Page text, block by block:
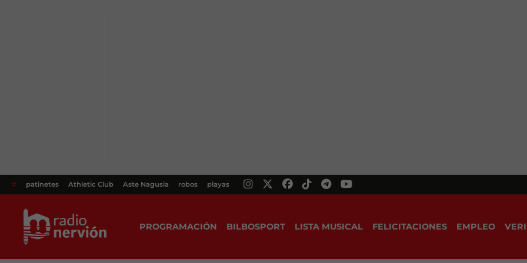
# patinetes Athletic Club Aste Nagusia robos playas
PROGRAMACIÓN BILBOSPORT LISTA MUSICAL FELICITACIONES EMPLEO